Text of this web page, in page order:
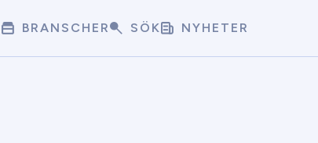
BRANSCHER SÖK NYHETER